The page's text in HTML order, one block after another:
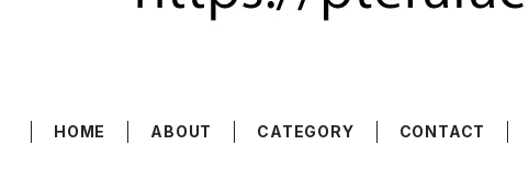
HOME ABOUT CATEGORY CONTACT